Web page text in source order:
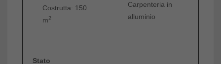
Costrutta: 150
m2
Stato
Carpenteria in
alluminio